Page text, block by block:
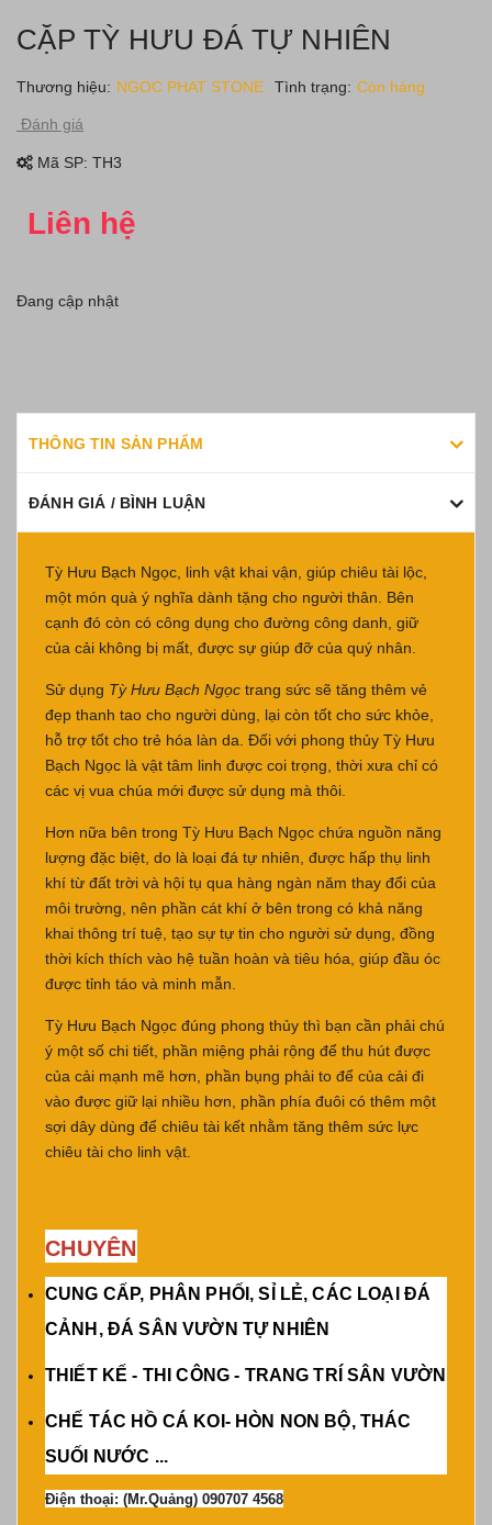
CẶP TỲ HƯU ĐÁ TỰ NHIÊN
Thương hiệu: NGOC PHAT STONE Tình trạng: Còn hàng
Đánh giá
Mã SP: TH3
Liên hệ
Đang cập nhật
THÔNG TIN SẢN PHẨM
ĐÁNH GIÁ / BÌNH LUẬN
Tỳ Hưu Bạch Ngọc, linh vật khai vận, giúp chiêu tài lộc,
một món quà ý nghĩa dành tặng cho người thân. Bên
cạnh đó còn có công dụng cho đường công danh, giữ
của cải không bị mất, được sự giúp đỡ của quý nhân.
Sử dụng Tỳ Hưu Bạch Ngọc trang sức sẽ tăng thêm vẻ
đẹp thanh tao cho người dùng, lại còn tốt cho sức khỏe,
hỗ trợ tốt cho trẻ hóa làn da. Đối với phong thủy Tỳ Hưu
Bạch Ngọc là vật tâm linh được coi trọng, thời xưa chỉ có
các vị vua chúa mới được sử dụng mà thôi.
Hơn nữa bên trong Tỳ Hưu Bạch Ngọc chứa nguồn năng
lượng đặc biệt, do là loại đá tự nhiên, được hấp thụ linh
khí từ đất trời và hội tụ qua hàng ngàn năm thay đổi của
môi trường, nên phần cát khí ở bên trong có khả năng
khai thông trí tuệ, tạo sự tự tin cho người sử dụng, đồng
thời kích thích vào hệ tuần hoàn và tiêu hóa, giúp đầu óc
được tỉnh táo và minh mẫn.
Tỳ Hưu Bạch Ngọc đúng phong thủy thì bạn cần phải chú
ý một số chi tiết, phần miệng phải rộng để thu hút được
của cải mạnh mẽ hơn, phần bụng phải to để của cải đi
vào được giữ lại nhiều hơn, phần phía đuôi có thêm một
sợi dây dùng để chiêu tài kết nhằm tăng thêm sức lực
chiêu tài cho linh vật.
CHUYÊN
CUNG CẤP, PHÂN PHỐI, SỈ LẺ, CÁC LOẠI ĐÁ
CẢNH, ĐÁ SÂN VƯỜN TỰ NHIÊN
THIẾT KẾ - THI CÔNG - TRANG TRÍ SÂN VƯỜN
CHẾ TÁC HỒ CÁ KOI- HÒN NON BỘ, THÁC
SUỐI NƯỚC ...
Điện thoại: (Mr.Quảng) 090707 4568